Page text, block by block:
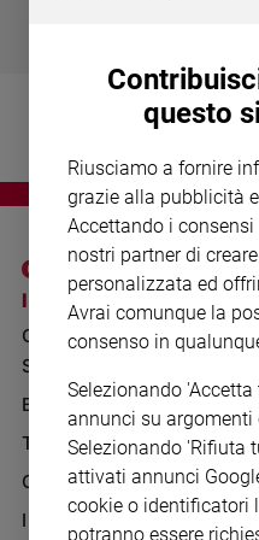
Devozione
fede
giorno
Santo
del
Società
e
valori
I SITI SAN PAOLO
GRUPPO EDITORIALE
SAN PAOLO
BENESSERE
TELENOVA
GAZZETTA D'ALBA
IL GIORNALINO
questo
Riusciamo a fornire
grazie alla pubblicità
Accettando i
nostri partner di
personalizzata ed
Avrai comunque la
consenso in
Selezionando
annunci su argomenti
Selezionando 'Rifiuta
attivati annunci
cookie o identificatori
potranno essere